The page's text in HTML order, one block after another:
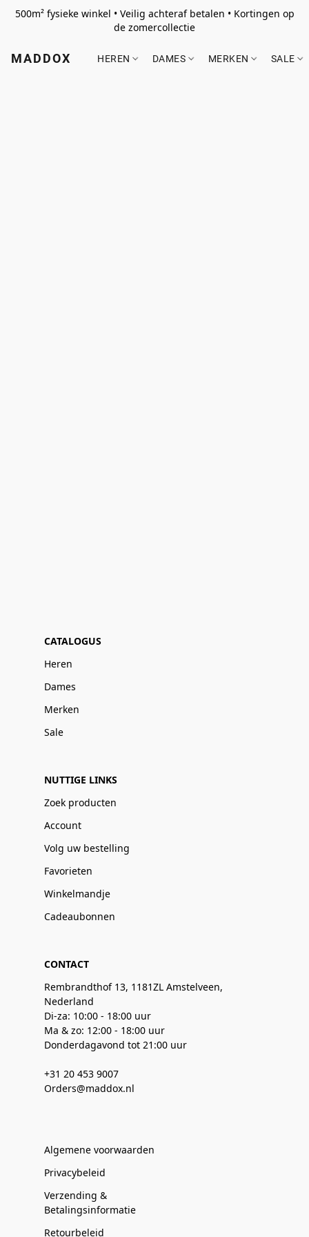
500m² fysieke winkel • Veilig achteraf betalen • Kortingen op
de zomercollectie
MADDOX HEREN DAMES MERKEN SALE
CATALOGUS
Heren
Dames
Merken
Sale
NUTTIGE LINKS
Zoek producten
Account
Volg uw bestelling
Favorieten
Winkelmandje
Cadeaubonnen
CONTACT
Rembrandthof 13, 1181ZL Amstelveen,
Nederland
Di-za: 10:00 - 18:00 uur
Ma & zo: 12:00 - 18:00 uur
Donderdagavond tot 21:00 uur
+31 20 453 9007
Orders@maddox.nl
Algemene voorwaarden
Privacybeleid
Verzending &
Betalingsinformatie
Retourbeleid